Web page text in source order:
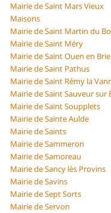
Mairie de Saint Mars Vieux
Maisons
Mairie de Saint Martin du
Mairie de Saint Méry
Mairie de Saint Ouen en Brie
Mairie de Saint Pathus
Mairie de Saint Rémy la
Mairie de Saint Sauveur sur
Mairie de Saint Soupplets
Mairie de Sainte Aulde
Mairie de Saints
Mairie de Sammeron
Mairie de Samoreau
Mairie de Sancy lès Provins
Mairie de Savins
Mairie de Sept Sorts
Mairie de Servon